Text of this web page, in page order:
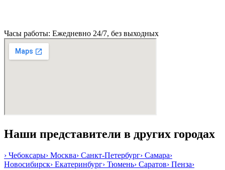
Часы работы: Ежедневно 24/7, без выходных
Наши представители в других городах
› Чебоксары› Москва› Санкт-Петербург› Самара›
Новосибирск› Екатеринбург› Тюмень› Саратов› Пенза›